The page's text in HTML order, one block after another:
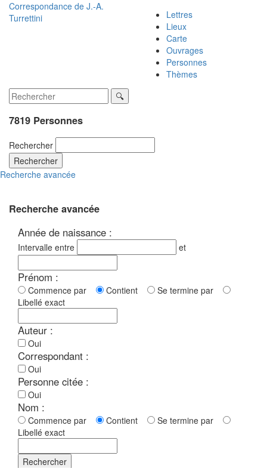
Correspondance de J.-A.
Turrettini
Lettres
Lieux
Carte
Ouvrages
Personnes
Thèmes
7819 Personnes
Rechercher
Rechercher
Recherche avancée
Recherche avancée
Année de naissance :
Intervalle entre et
Prénom :
Commence par Contient
Se termine par
Libellé exact
Auteur :
Oui
Correspondant :
Oui
Personne citée :
Oui
Nom :
Commence par Contient
Se termine par
Libellé exact
Rechercher